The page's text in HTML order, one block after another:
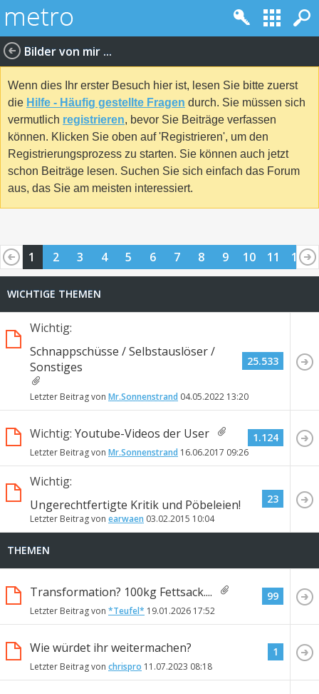
Bilder von mir ...
Wenn dies Ihr erster Besuch hier ist, lesen Sie bitte zuerst
die Hilfe - Häufig gestellte Fragen durch. Sie müssen sich
vermutlich registrieren, bevor Sie Beiträge verfassen
können. Klicken Sie oben auf 'Registrieren', um den
Registrierungsprozess zu starten. Sie können auch jetzt
schon Beiträge lesen. Suchen Sie sich einfach das Forum
aus, das Sie am meisten interessiert.
1 2 3 4 5 6 7 8 9 10 11
12
25
26
WICHTIGE THEMEN
Wichtig:
Schnappschüsse / Selbstauslöser /
Sonstiges
Letzter Beitrag von Mr.Sonnenstrand 04.05.2022 13:20
25.533
Wichtig: Youtube-Videos der User
Letzter Beitrag von Mr.Sonnenstrand 16.06.2017 09:26
1.124
Wichtig:
Ungerechtfertigte Kritik und Pöbeleien!
Letzter Beitrag von earwaen 03.02.2015 10:04
23
THEMEN
Transformation? 100kg Fettsack....
Letzter Beitrag von *Teufel* 19.01.2026 17:52
99
Wie würdet ihr weitermachen?
Letzter Beitrag von chrispro 11.07.2023 08:18
1